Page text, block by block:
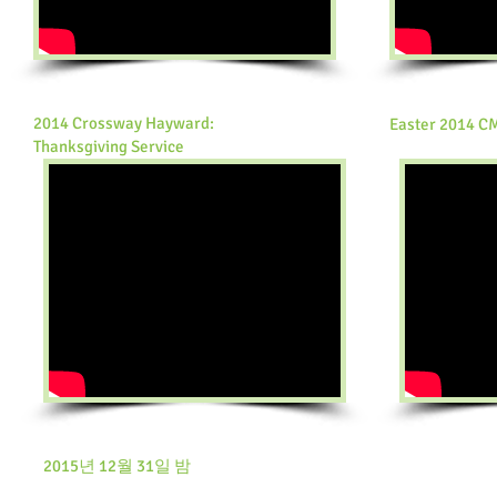
2014 Crossway Hayward:
Thanksgiving Service
Easter 2014
2015년 12월 31일 밤